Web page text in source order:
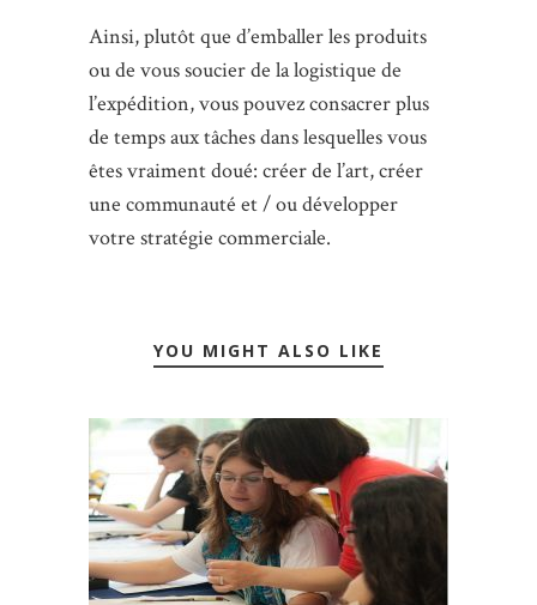
Ainsi, plutôt que d’emballer les produits
ou de vous soucier de la logistique de
l’expédition, vous pouvez consacrer plus
de temps aux tâches dans lesquelles vous
êtes vraiment doué: créer de l’art, créer
une communauté et / ou développer
votre stratégie commerciale.
YOU MIGHT ALSO LIKE